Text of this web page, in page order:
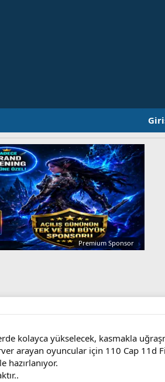
Premium Sponsor
kolayca yükselecek, kasmakla
arayan oyuncular için 110 Cap 11d
hazırlanıyor.